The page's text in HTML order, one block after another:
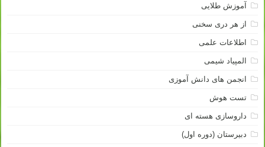
آموزش طلایی
از هر دری سخنی
اطلاعات علمی
المپیاد شیمی
انجمن های دانش آموزی
تست هوش
داروسازی هسته ای
دبیرستان (دوره اول)